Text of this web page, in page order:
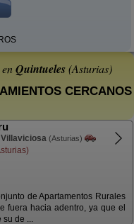
Quintueles(Asturias)
CERCANOS
Villaviciosa (Asturias)
de Apartamentos Rurales
fuera hacia adentro, ya que el
su de ...